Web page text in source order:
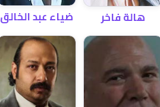
هالة فاخر ضياء عبد الخالق